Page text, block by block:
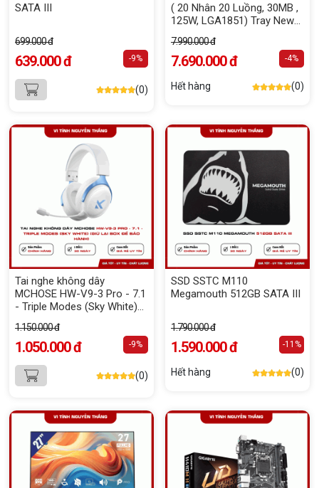
SATA III
699.000 đ
639.000 đ -9%
(0)
( 20 Nhân 20 Luồng, 30MB ,
125W, LGA1851) Tray New
7.990.000 đ
7.690.000 đ -4%
Hết hàng (0)
Tai nghe không dây
MCHOSE HW-V9-3 Pro - 7.1
- Triple Modes (Sky White)
1.150.000 đ
1.050.000 đ -9%
(0)
SSD SSTC M110
Megamouth 512GB SATA III
1.790.000 đ
1.590.000 đ -11%
Hết hàng (0)